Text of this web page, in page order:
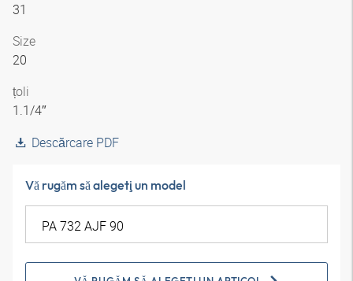
31
Size
20
țoli
1.1/4″
Descărcare PDF
Vă rugăm să alegeţi un model